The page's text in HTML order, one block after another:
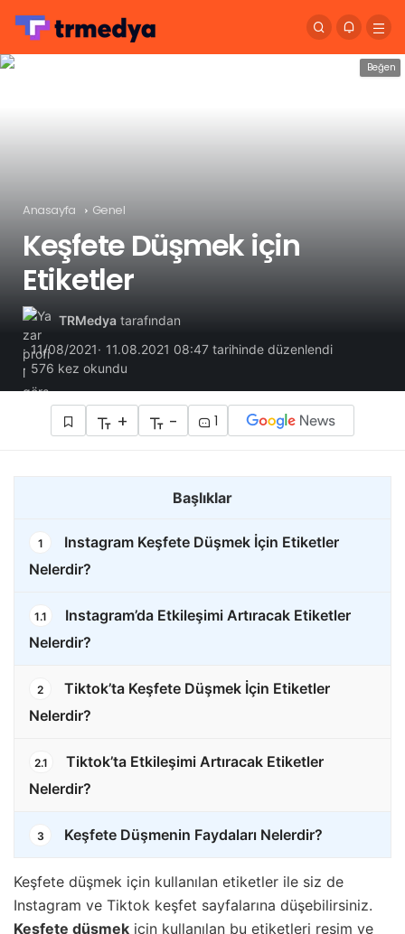
Anasayfa Genel
Keşfete Düşmek için
Etiketler
TRMedya tarafından
11/08/2021
11.08.2021 08:47 tarihinde düzenlendi
576 kez okundu
+ - 1
Başlıklar
1
Instagram Keşfete Düşmek İçin Etiketler
Nelerdir?
1.1
Instagram’da Etkileşimi Artıracak Etiketler
Nelerdir?
2
Tiktok’ta Keşfete Düşmek İçin Etiketler
Nelerdir?
2.1
Tiktok’ta Etkileşimi Artıracak Etiketler
Nelerdir?
3 Keşfete Düşmenin Faydaları Nelerdir?
Keşfete düşmek için kullanılan etiketler ile siz de
Instagram ve Tiktok keşfet sayfalarına düşebilirsiniz.
Keşfete düşmek için kullanılan bu etiketleri resim ve
Beğen